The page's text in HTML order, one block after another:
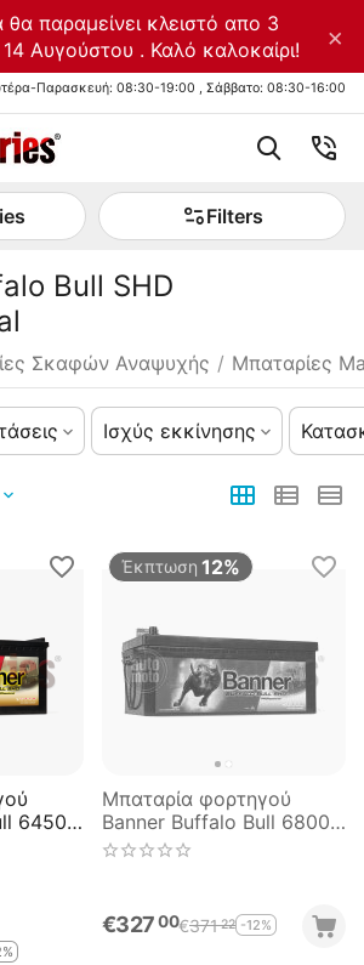
παραμείνει κλειστό απο 3
Αυγούστου . Καλό καλοκαίρι!
×
Παρασκευή: 08:30-19:00 , Σάββατο: 08:30-16:00
Filters
Bull SHD
Σκαφών Αναψυχής / Μπαταρίες
Ισχύς εκκίνησης
64503
Έκπτωση 12%
Μπαταρία φορτηγού
Banner Buffalo Bull 68008
SHD PROfessional 180AH
€32700€37122 -12%